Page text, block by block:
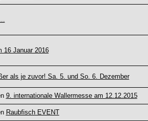
16 Januar 2016
als je zuvor! Sa. 5. und So. 6. Dezember
9. internationale Wallermesse am 12.12.2015
Raubfisch EVENT